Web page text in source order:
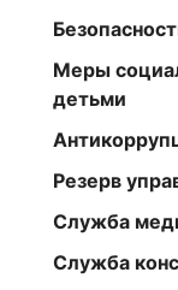
Меры
детьми
Резерв
Служба
Служба